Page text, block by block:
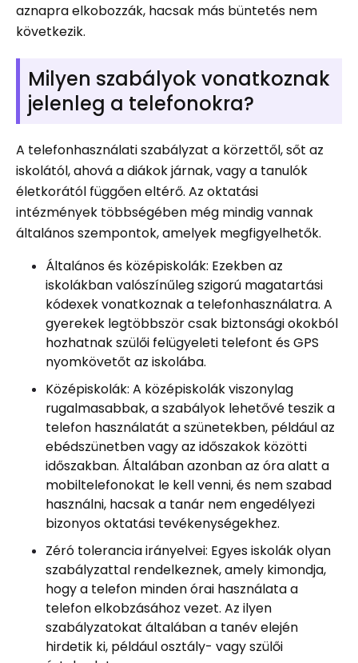
aznapra elkobozzák, hacsak más büntetés nem
következik.
Milyen szabályok vonatkoznak
jelenleg a telefonokra?
A telefonhasználati szabályzat a körzettől, sőt az
iskolától, ahová a diákok járnak, vagy a tanulók
életkorától függően eltérő. Az oktatási
intézmények többségében még mindig vannak
általános szempontok, amelyek megfigyelhetők.
Általános és középiskolák: Ezekben az
iskolákban valószínűleg szigorú magatartási
kódexek vonatkoznak a telefonhasználatra. A
gyerekek legtöbbször csak biztonsági okokból
hozhatnak szülői felügyeleti telefont és GPS
nyomkövetőt az iskolába.
Középiskolák: A középiskolák viszonylag
rugalmasabbak, a szabályok lehetővé teszik a
telefon használatát a szünetekben, például az
ebédszünetben vagy az időszakok közötti
időszakban. Általában azonban az óra alatt a
mobiltelefonokat le kell venni, és nem szabad
használni, hacsak a tanár nem engedélyezi
bizonyos oktatási tevékenységekhez.
Zéró tolerancia irányelvei: Egyes iskolák olyan
szabályzattal rendelkeznek, amely kimondja,
hogy a telefon minden órai használata a
telefon elkobzásához vezet. Az ilyen
szabályzatokat általában a tanév elején
hirdetik ki, például osztály- vagy szülői